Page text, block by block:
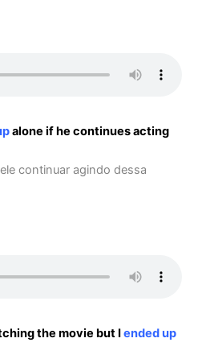
alone if he continues acting
continuar agindo dessa
the movie but Iended up